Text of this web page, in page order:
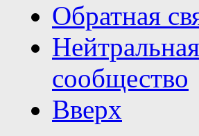
Обратная
сообщество
Вверх